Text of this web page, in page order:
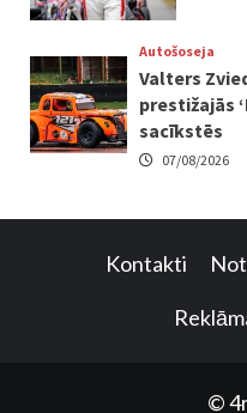
Autošoseja
Valters
prestižajās
sacīkstēs
07/08/2026
Kontakti
©